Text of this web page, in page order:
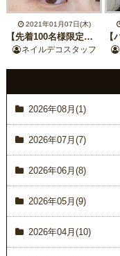
2021年01月07日(木)
【先着100名様限定】1500円クーポンプレゼント【ネイル&まつ毛パーマ】
ネイルデコスタッフ
2026年08月(1)
2026年07月(7)
2026年06月(8)
2026年05月(9)
2026年04月(10)